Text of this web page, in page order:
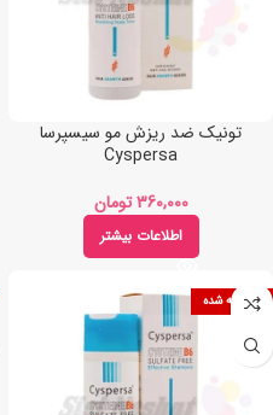
تونیک ضد ریزش مو سیسپرسا
Cyspersa
تومان
اطلاعات بیشتر
فروخته شده